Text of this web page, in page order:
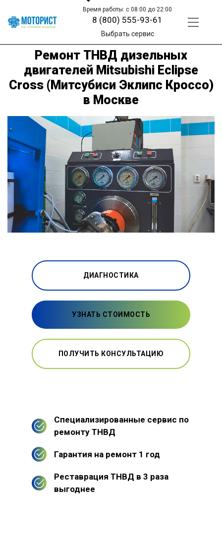
Время работы: с 08:00 до 22:00
8 (800) 555-93-61
Выбрать сервис
Ремонт ТНВД дизельных
двигателей Mitsubishi Eclipse
Cross (Митсубиси Эклипс Кроссо)
в Москве
ДИАГНОСТИКА
УЗНАТЬ СТОИМОСТЬ
ПОЛУЧИТЬ КОНСУЛЬТАЦИЮ
Специализированные сервис по
ремонту ТНВД
Гарантия на ремонт 1 год
Реставрация ТНВД в 3 раза
выгоднее